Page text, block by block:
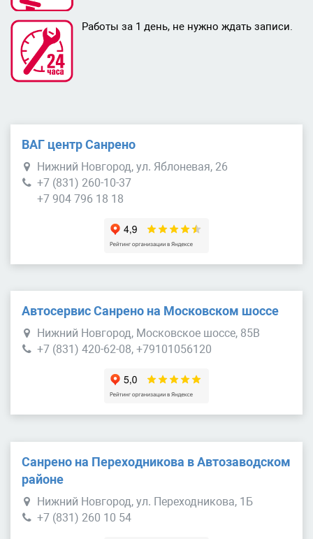
Работы за 1 день, не нужно ждать записи.
ВАГ центр Санрено
Нижний Новгород, ул. Яблоневая, 26
+7 (831) 260-10-37
+7 904 796 18 18
Автосервис Санрено на Московском шоссе
Нижний Новгород, Московское шоссе, 85В
+7 (831) 420-62-08, +79101056120
Санрено на Переходникова в Автозаводском
районе
Нижний Новгород, ул. Переходникова, 1Б
+7 (831) 260 10 54